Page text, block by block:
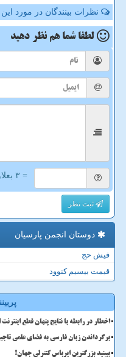
نظرات بینندگان در مورد
لطفا شما هم نظر دهید
= ۳ بعلاوه ۵
ثبت نظر
دوستان انجمن پارسیان
فیش حج
قیمت بیسیم کنوود
اخطار در رابطه با نتایج پنهان قطع
برگرداندن زبان فارسی به فضای علمی
ببینید بزرگترین ایرباس کنترلی جهان!